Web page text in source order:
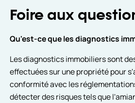
Foire aux
Qu'est-ce que les diagnostics
Les diagnostics immobiliers sont
effectuées sur une propriété pour
conformité avec les
détecter des risques tels que